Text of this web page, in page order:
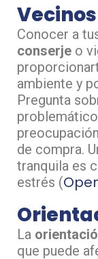
Conocer a
conserje o
ambiente y
Pregunta
de compra.
tranquila es
estrés​ (
La
que puede